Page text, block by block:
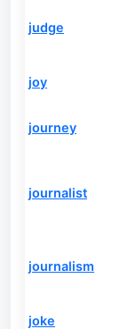
judge
joy
journey
journalist
journalism
joke